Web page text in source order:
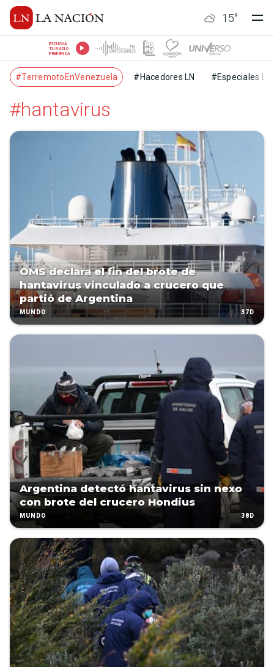
15°
ESCUCHÁ
TU RADIO
PREFERIDA
#TerremotoEnVenezuela #Hacedores LN #Especiales LN
#hantavirus
OMS declara el fin del brote de
hantavirus vinculado a crucero que
partió de Argentina
MUNDO 37D
Argentina detectó hantavirus sin nexo
con brote del crucero Hondius
MUNDO 38D